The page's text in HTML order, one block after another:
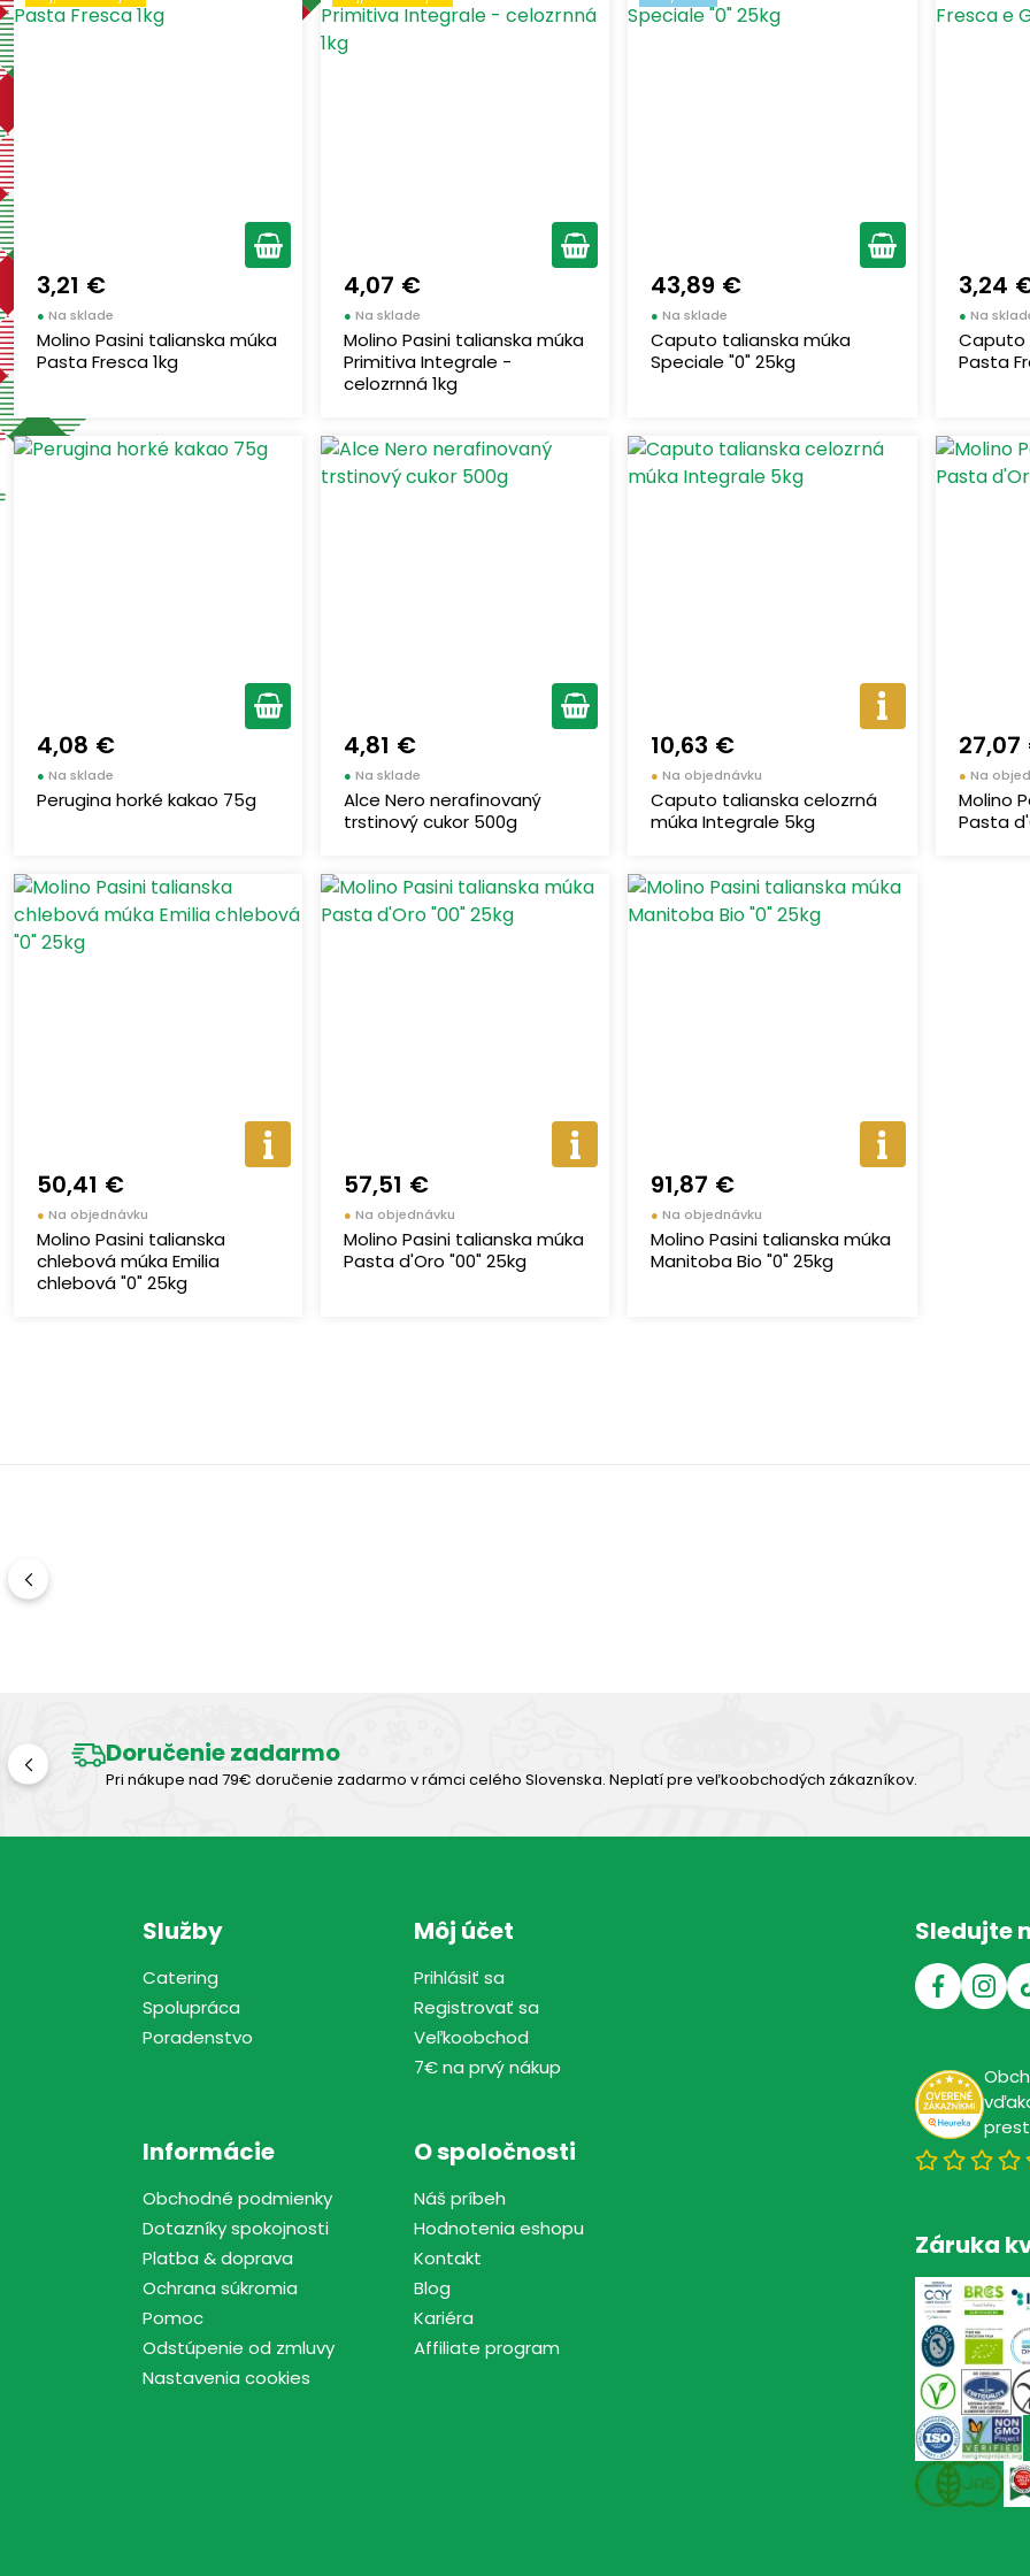
3,21 €
● Na sklade
Molino Pasini talianska múka
Pasta Fresca 1kg
4,07 €
●Na sklade
Molino Pasini talianska múka
Primitiva Integrale -
celozrnná 1kg
43,89 €
●Na sklade
Caputo talianska múka
Speciale "0" 25kg
3,24
● Na
Caputo
Pasta
4,08 €
● Na sklade
Perugina horké kakao 75g
4,81 €
●Na sklade
Alce Nero nerafinovaný
trstinový cukor 500g
10,63 €
●Na objednávku
Caputo talianska celozrná
múka Integrale 5kg
● Na
Molino
Pasta
50,41 €
● Na objednávku
Molino Pasini talianska
chlebová múka Emilia
chlebová "0" 25kg
57,51 €
●Na objednávku
Molino Pasini talianska múka
Pasta d'Oro "00" 25kg
91,87 €
●Na objednávku
Molino Pasini talianska múka
Manitoba Bio "0" 25kg
Doručenie zadarmo
Pri nákupe nad 79€ doručenie zadarmo v rámci celého Slovenska. Neplatí pre veľkoobchodých zákazníkov.
Služby
Catering
Spolupráca
Poradenstvo
Môj účet
Prihlásiť sa
Registrovať sa
Veľkoobchod
7€ na prvý nákup
Informácie
Obchodné podmienky
Dotazníky spokojnosti
Platba & doprava
Ochrana súkromia
Pomoc
Odstúpenie od zmluvy
Nastavenia cookies
O spoločnosti
Náš príbeh
Hodnotenia eshopu
Kontakt
Blog
Kariéra
Affiliate program
Záruka
Sledujte